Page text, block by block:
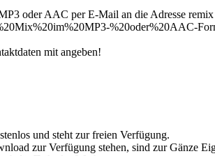
oder AAC per E-Mail an die Adresse remix
%20oder%20AAC-
mit angeben!
und steht zur freien Verfügung.
zur Verfügung stehen, sind zur Gänze